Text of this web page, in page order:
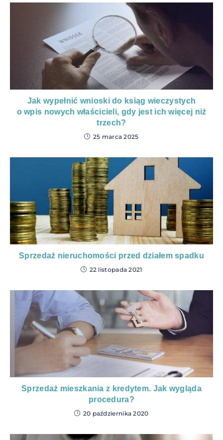
Jak wypełnić wnioski do ksiąg wieczystych
o wpis nowych właścicieli, gdy jest ich więcej niż
trzech?
25 marca 2025
Sprzedaż nieruchomości przed działem spadku
22 listopada 2021
Sprzedaż mieszkania z kredytem. Jak wygląda
procedura?
20 października 2020